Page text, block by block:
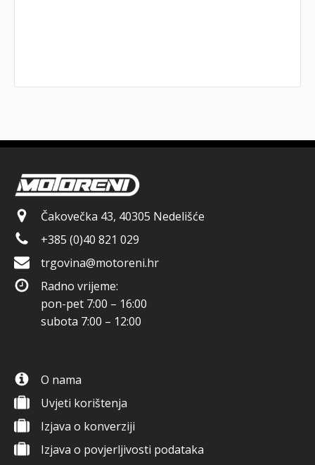
Čakovečka 43, 40305 Nedelišće
+385 (0)40 821 029
trgovina@motoreni.hr
Radno vrijeme:
pon-pet 7:00 – 16:00
subota 7:00 – 12:00
O nama
Uvjeti korištenja
Izjava o konverziji
Izjava o povjerljivosti podataka